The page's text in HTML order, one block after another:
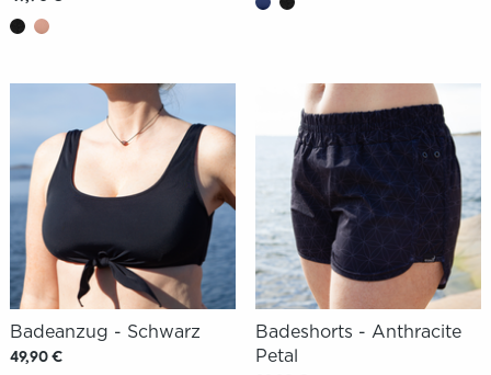
Badeanzug - Schwarz
49,90 €
Badeshorts - Anthracite
Petal